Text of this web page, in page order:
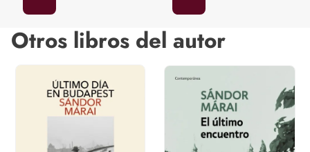
Otros libros del autor